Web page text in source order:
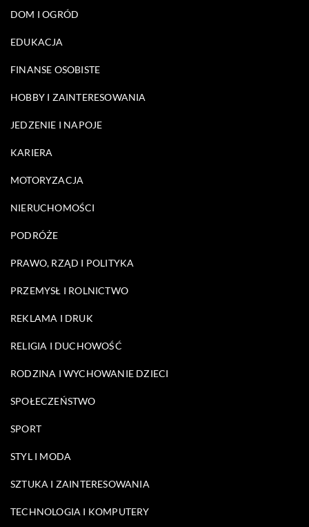
DOM I OGRÓD
EDUKACJA
FINANSE OSOBISTE
HOBBY I ZAINTERESOWANIA
JEDZENIE I NAPOJE
KARIERA
MOTORYZACJA
NIERUCHOMOŚCI
PODRÓŻE
PRAWO, RZĄD I POLITYKA
PRZEMYSŁ I ROLNICTWO
REKLAMA I DRUK
RELIGIA I DUCHOWOŚĆ
RODZINA I WYCHOWANIE DZIECI
SPOŁECZEŃSTWO
SPORT
STYL I MODA
SZTUKA I ZAINTERESOWANIA
TECHNOLOGIA I KOMPUTERY